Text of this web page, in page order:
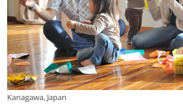
Kanagawa, Japan